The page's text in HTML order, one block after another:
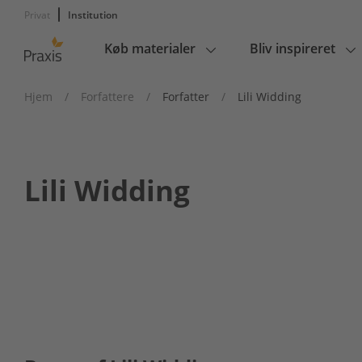
Privat Institution
Main
Køb materialer Bliv inspireret
Hjem / Forfattere / Forfatter / Lili Widding
Lili Widding